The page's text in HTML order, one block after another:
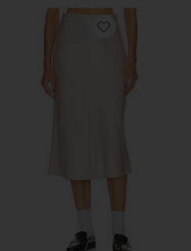
Favorite ЮБКА МИДИ